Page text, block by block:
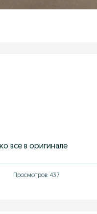
все в оригинале
Просмотров: 437